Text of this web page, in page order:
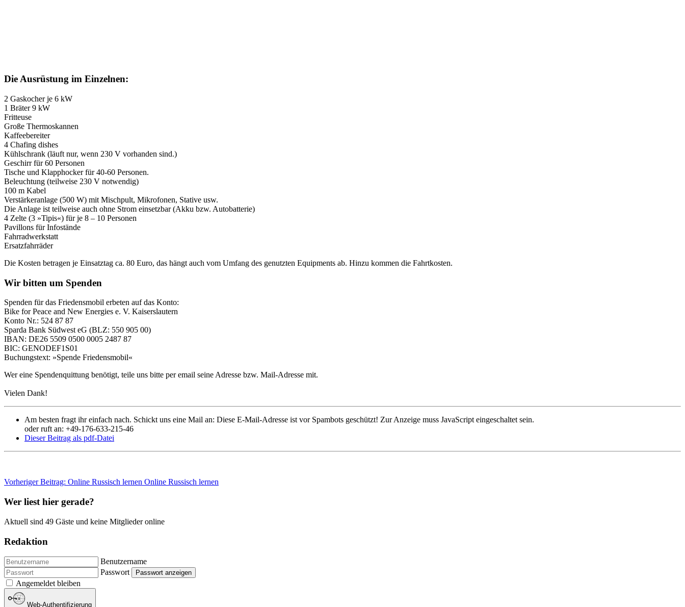
Die Ausrüstung im Einzelnen:
2 Gaskocher je 6 kW
1 Bräter 9 kW
Fritteuse
Große Thermoskannen
Kaffeebereiter
4 Chafing dishes
Kühlschrank (läuft nur, wenn 230 V vorhanden sind.)
Geschirr für 60 Personen
Tische und Klapphocker für 40-60 Personen.
Beleuchtung (teilweise 230 V notwendig)
100 m Kabel
Verstärkeranlage (500 W) mit Mischpult, Mikrofonen, Stative usw.
Die Anlage ist teilweise auch ohne Strom einsetzbar (Akku bzw. Autobatterie)
4 Zelte (3 »Tipis«) für je 8 – 10 Personen
Pavillons für Infostände
Fahrradwerkstatt
Ersatzfahrräder
Die Kosten betragen je Einsatztag ca. 80 Euro, das hängt auch vom Umfang des genutzten Equip­ments ab. Hinzu kommen die Fahrtkosten.
Wir bitten um Spenden
Spenden für das Friedensmobil erbeten auf das Konto:
Bike for Peace and New Energies e. V. Kaiserslautern
Konto Nr.: 524 87 87
Sparda Bank Südwest eG (BLZ: 550 905 00)
IBAN: DE26 5509 0500 0005 2487 87
BIC: GENODEF1S01
Buchungstext: »Spende Friedensmobil«
Wer eine Spendenquittung benötigt, teile uns bitte per email seine Adresse bzw. Mail-Adresse mit.
Vielen Dank!
Am besten fragt ihr einfach nach. Schickt uns eine Mail an: Diese E-Mail-Adresse ist vor Spambots geschützt! Zur Anzeige muss JavaScript eingeschaltet sein.
oder ruft an: +49-176-633-215-46
Dieser Beitrag als pdf-Datei
Vorheriger Beitrag: Online Russisch lernen Online Russisch lernen
Wer liest hier gerade?
Aktuell sind 49 Gäste und keine Mitglieder online
Redaktion
Benutzername
Passwort
Passwort anzeigen
Angemeldet bleiben
Web-Authentifizierung